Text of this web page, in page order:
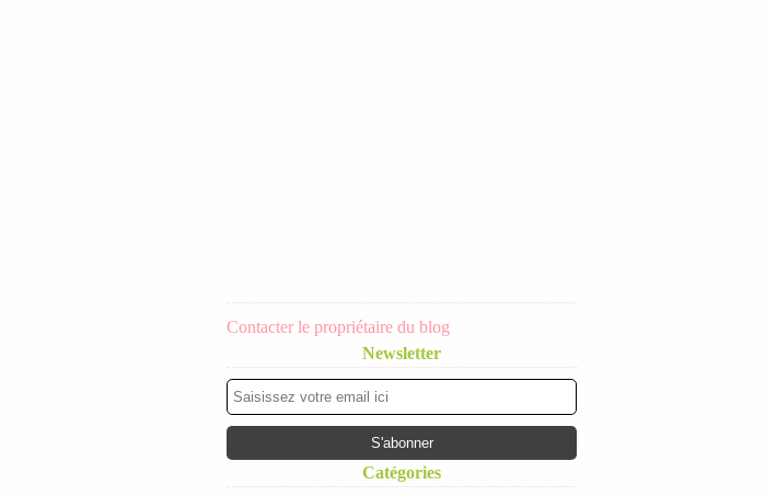
Contacter le propriétaire du blog
Newsletter
Catégories